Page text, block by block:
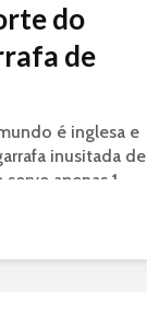
do
de
é inglesa e
inusitada de
apenas 1